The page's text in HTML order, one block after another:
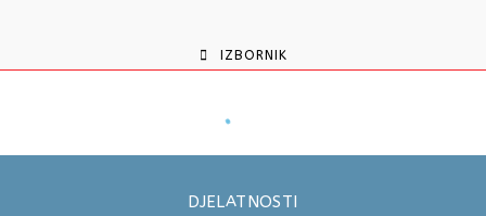
IZBORNIK
DJELATNOSTI